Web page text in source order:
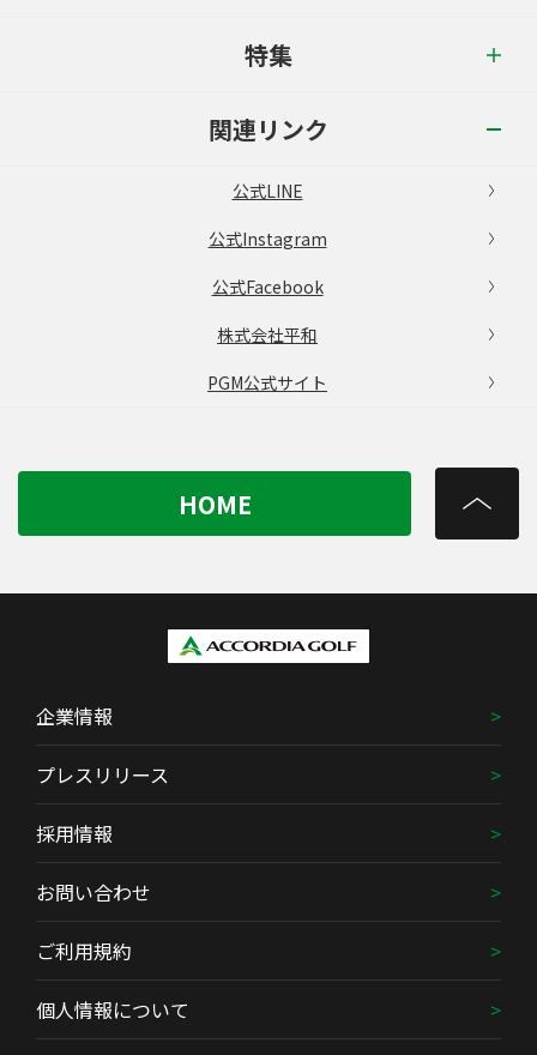
特集
関連リンク
公式LINE
公式Instagram
公式Facebook
株式会社平和
PGM公式サイト
HOME
企業情報
プレスリリース
採用情報
お問い合わせ
ご利用規約
個人情報について